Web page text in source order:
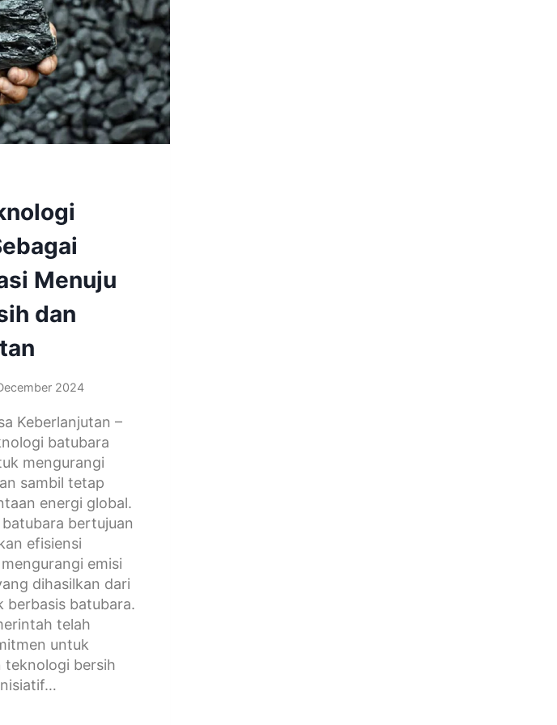
Menuju
dan
2024
Keberlanjutan –
batubara
mengurangi
sambil tetap
energi global.
bertujuan
efisiensi
emisi
dihasilkan dari
berbasis batubara.
telah
untuk
teknologi bersih